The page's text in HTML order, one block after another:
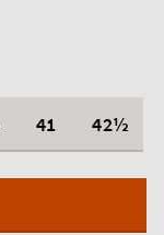
41 42½